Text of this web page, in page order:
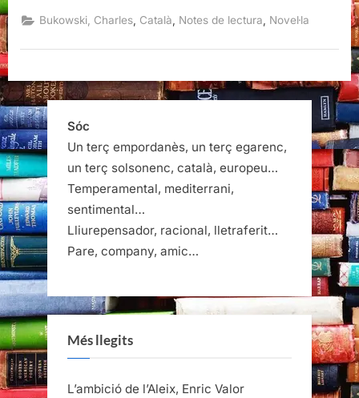
Quid
Pro
Pollença,
2021”
Bukowski, Charles Català Notes de lectura Novel·la
Sóc
Un terç empordanès, un terç egarenc,
un terç solsonenc, català, europeu…
Temperamental, mediterrani,
sentimental…
Lliurepensador, racional, lletraferit…
Pare, company, amic…
Més llegits
L’ambició de l’Aleix, Enric Valor